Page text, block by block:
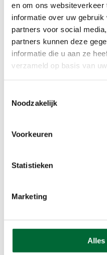
en om ons
informatie over uw
partners voor social
partners kunnen deze
informatie die u aan ze
verzameld op basis van
Noodzakelijk
Voorkeuren
Statistieken
Marketing
Alles
Honden, mits aangelijnd
Korting
Onverhard
Rust
Verhard
Beloningen